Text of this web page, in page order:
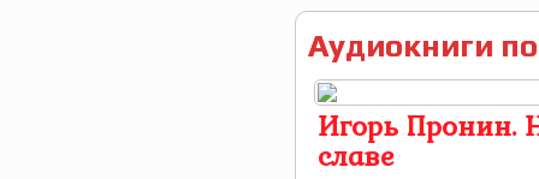
Аудиокниги
Игорь Пронин.
славе